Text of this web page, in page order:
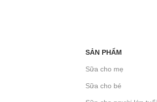
SẢN PHẨM
Sữa cho mẹ
Sữa cho bé